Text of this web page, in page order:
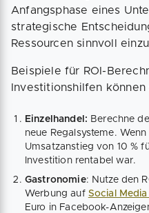
Anfangsphase eines
strategische
Ressourcen sinnvoll
Beispiele für ROI-
Investitionshilfen können
Einzelhandel: Berechne
neue Regalsysteme.
Umsatzanstieg von 10 %
Investition rentabel war.
Gastronomie: Nutze den
Werbung auf Social Media
Euro in Facebook-